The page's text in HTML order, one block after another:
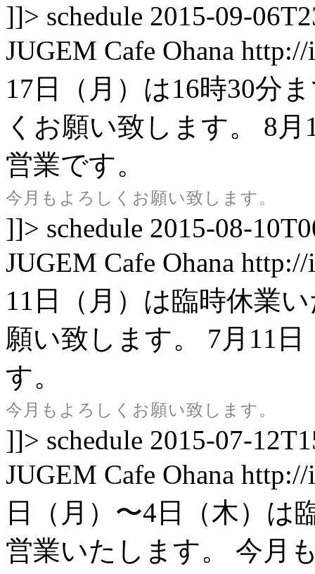
]]> schedule 2015-09-
JUGEM Cafe Ohana http://
17日（月）は16時30分
くお願い致します。 8月
営業です。
今月もよろしくお願い致します。
]]> schedule 2015-08-
JUGEM Cafe Ohana http://
11日（月）は臨時休業
願い致します。 7月11
す。
今月もよろしくお願い致します。
]]> schedule 2015-07-
JUGEM Cafe Ohana http://
日（月）〜4日（木）は
営業いたします。 今月